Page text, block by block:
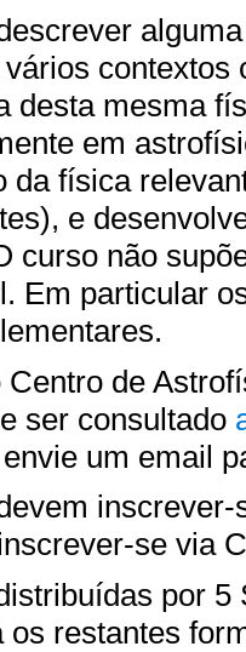
desta mesma
em
da física
e
curso não
Em particular
de
ser consultado
um email
se via
por 5
restantes